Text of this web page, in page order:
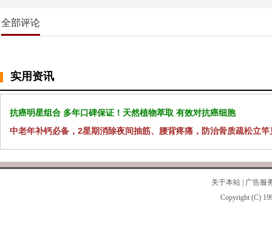
全部评论
实用资讯
抗癌明星组合 多年口碑保证！天然植物萃取 有效对抗癌细胞
中老年补钙必备，2星期消除夜间抽筋、腰背疼痛，防治骨质疏松立竿
关于本站
广告服
Copyright (C)